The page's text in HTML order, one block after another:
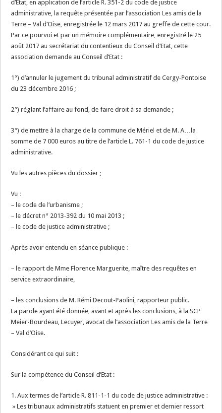
d’Etat, en application de l’article R. 351-2 du code de justice
administrative, la requête présentée par l’association Les amis de la
Terre – Val d’Oise, enregistrée le 12 mars 2017 au greffe de cette cour.
Par ce pourvoi et par un mémoire complémentaire, enregistré le 25
août 2017 au secrétariat du contentieux du Conseil d’Etat, cette
association demande au Conseil d’Etat :
1°) d’annuler le jugement du tribunal administratif de Cergy-Pontoise
du 23 décembre 2016 ;
2°) réglant l’affaire au fond, de faire droit à sa demande ;
3°) de mettre à la charge de la commune de Mériel et de M. A…la
somme de 7 000 euros au titre de l’article L. 761-1 du code de justice
administrative.
Vu les autres pièces du dossier ;
Vu :
– le code de l’urbanisme ;
– le décret n° 2013-392 du 10 mai 2013 ;
– le code de justice administrative ;
Après avoir entendu en séance publique :
– le rapport de Mme Florence Marguerite, maître des requêtes en
service extraordinaire,
– les conclusions de M. Rémi Decout-Paolini, rapporteur public.
La parole ayant été donnée, avant et après les conclusions, à la SCP
Meier-Bourdeau, Lecuyer, avocat de l’association Les amis de la Terre
– Val d’Oise.
Considérant ce qui suit :
Sur la compétence du Conseil d’Etat :
1. Aux termes de l’article R. 811-1-1 du code de justice administrative :
» Les tribunaux administratifs statuent en premier et dernier ressort